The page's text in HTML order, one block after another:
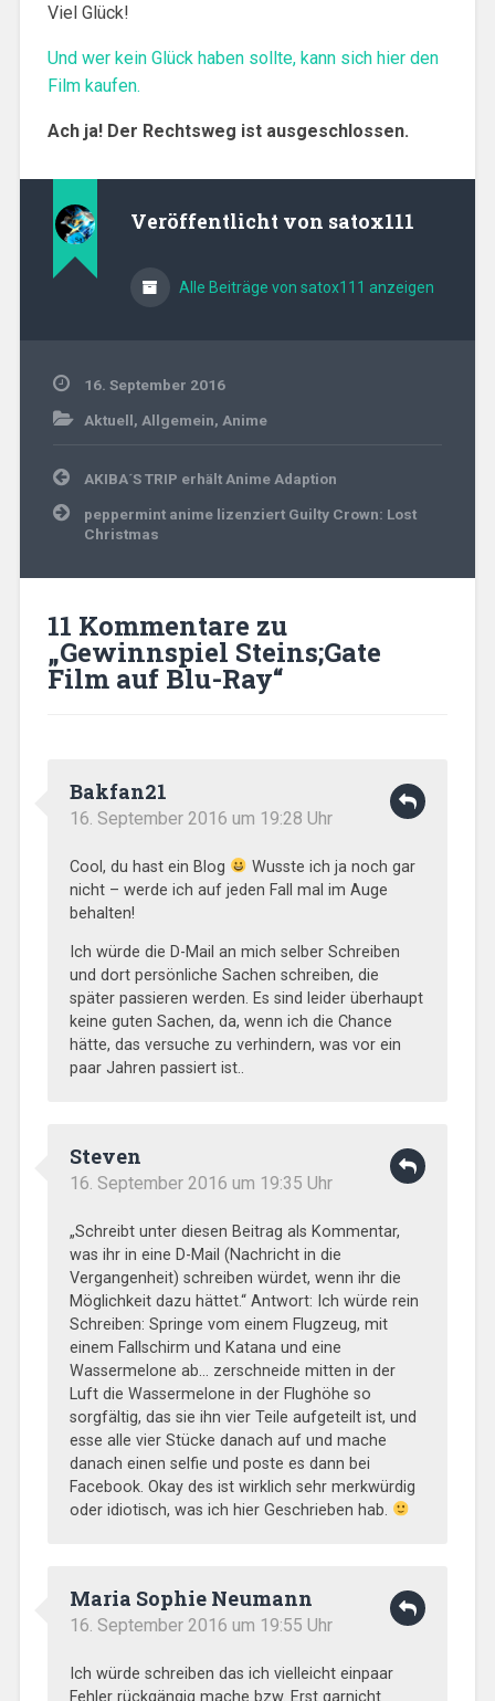
Viel Glück!
Und wer kein Glück haben sollte, kann sich hier den
Film kaufen.
Ach ja! Der Rechtsweg ist ausgeschlossen.
Veröffentlicht von satox111
Alle Beiträge von satox111 anzeigen
16. September 2016
Aktuell, Allgemein, Anime
Beitragsnavigation
AKIBA´S TRIP erhält Anime Adaption
peppermint anime lizenziert Guilty Crown: Lost
Christmas
11 Kommentare zu
„Gewinnspiel Steins;Gate
Film auf Blu-Ray“
Bakfan21
16. September 2016 um 19:28 Uhr
Cool, du hast ein Blog
Wusste ich ja noch gar
nicht – werde ich auf jeden Fall mal im Auge
behalten!
Ich würde die D-Mail an mich selber Schreiben
und dort persönliche Sachen schreiben, die
später passieren werden. Es sind leider überhaupt
keine guten Sachen, da, wenn ich die Chance
hätte, das versuche zu verhindern, was vor ein
paar Jahren passiert ist..
Steven
16. September 2016 um 19:35 Uhr
„Schreibt unter diesen Beitrag als Kommentar,
was ihr in eine D-Mail (Nachricht in die
Vergangenheit) schreiben würdet, wenn ihr die
Möglichkeit dazu hättet.“ Antwort: Ich würde rein
Schreiben: Springe vom einem Flugzeug, mit
einem Fallschirm und Katana und eine
Wassermelone ab… zerschneide mitten in der
Luft die Wassermelone in der Flughöhe so
sorgfältig, das sie ihn vier Teile aufgeteilt ist, und
esse alle vier Stücke danach auf und mache
danach einen selfie und poste es dann bei
Facebook. Okay des ist wirklich sehr merkwürdig
oder idiotisch, was ich hier Geschrieben hab.
Maria Sophie Neumann
16. September 2016 um 19:55 Uhr
Ich würde schreiben das ich vielleicht einpaar
Fehler rückgängig mache bzw. Erst garnicht